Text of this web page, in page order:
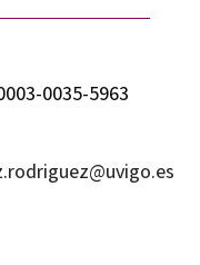
0035-5963